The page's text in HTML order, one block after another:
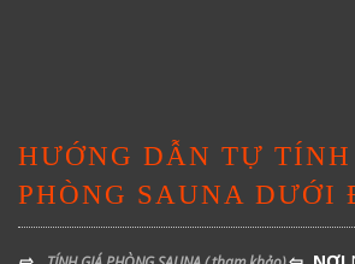
HƯỚNG DẪN TỰ
PHÒNG SAUNA DƯỚI